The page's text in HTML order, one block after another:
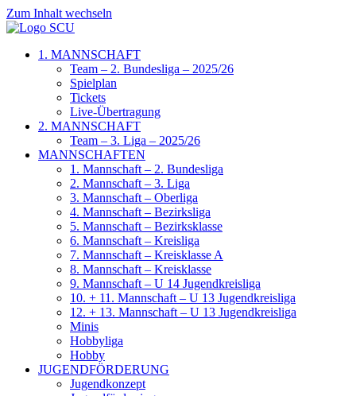
Zum Inhalt wechseln
1. MANNSCHAFT
Team – 2. Bundesliga – 2025/26
Spielplan
Tickets
Live-Übertragung
2. MANNSCHAFT
Team – 3. Liga – 2025/26
MANNSCHAFTEN
1. Mannschaft – 2. Bundesliga
2. Mannschaft – 3. Liga
3. Mannschaft – Oberliga
4. Mannschaft – Bezirksliga
5. Mannschaft – Bezirksklasse
6. Mannschaft – Kreisliga
7. Mannschaft – Kreisklasse A
8. Mannschaft – Kreisklasse
9. Mannschaft – U 14 Jugendkreisliga
10. + 11. Mannschaft – U 13 Jugendkreisliga
12. + 13. Mannschaft – U 13 Jugendkreisliga
Minis
Hobbyliga
Hobby
JUGENDFÖRDERUNG
Jugendkonzept